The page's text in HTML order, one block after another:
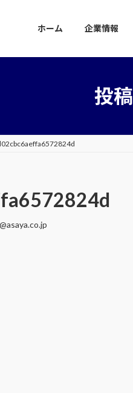
ホーム 企業情報
投稿